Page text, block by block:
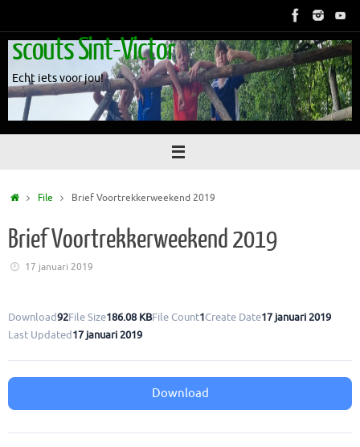
content
scouts Sint-Victor
Echt iets voor jou!
HomeFile Brief Voortrekkerweekend 2019
Brief Voortrekkerweekend 2019
17 januari 2019
Download92File Size186.08 KBFile Count1Create Date17 januari 2019
Last Updated17 januari 2019
Download